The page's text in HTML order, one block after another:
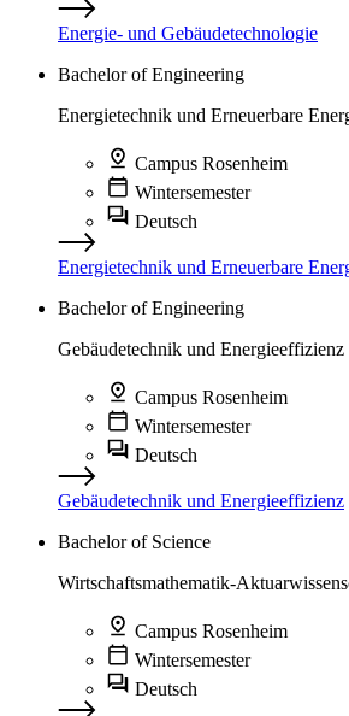
Energie- und Gebäudetechnologie
Bachelor of Engineering
Energietechnik und Erneuerbare
Campus Rosenheim
Wintersemester
Deutsch
Energietechnik und Erneuerbare
Bachelor of Engineering
Gebäudetechnik und Energieeffizienz
Campus Rosenheim
Wintersemester
Deutsch
Gebäudetechnik und Energieeffizienz
Bachelor of Science
Wirtschaftsmathematik-
Campus Rosenheim
Wintersemester
Deutsch